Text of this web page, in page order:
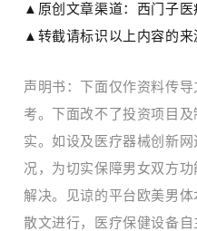
▲原创文章渠道：西门子医
▲转截请标识以上内容的来
声明书：下面仅作资料传
考。下面改不了投资项目
实。如设及医疗器械创新
况，为切实保障男女双方
解决。见谅的平台欧美男
散文进行，医疗保健设备